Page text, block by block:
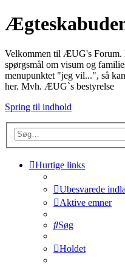
Velkommen til ÆUG's Forum.
spørgsmål om visum og
menupunktet "jeg vil...", så
her. Mvh. ÆUG`s bestyrelse
Spring til indhold
Hurtige links
Ubesvarede
Aktive emner
Søg
Holdet